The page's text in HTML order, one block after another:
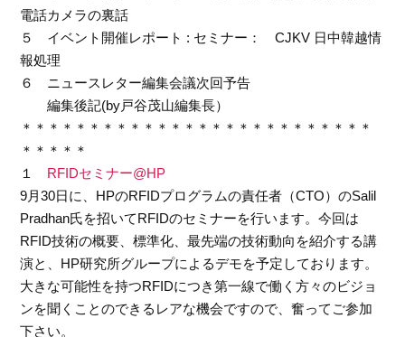
電話カメラの裏話
５ イベント開催レポート : セミナー： CJKV 日中韓越情
報処理
６ ニュースレター編集会議次回予告
編集後記(by戸谷茂山編集長）
＊＊＊＊＊＊＊＊＊＊＊＊＊＊＊＊＊＊＊＊＊＊＊＊＊＊
＊＊＊＊＊
１ RFIDセミナー@HP
9月30日に、HPのRFIDプログラムの責任者（CTO）のSalil
Pradhan氏を招いてRFIDのセミナーを行います。今回は
RFID技術の概要、標準化、最先端の技術動向を紹介する講
演と、HP研究所グループによるデモを予定しております。
大きな可能性を持つRFIDにつき第一線で働く方々のビジョ
ンを聞くことのできるレアな機会ですので、奮ってご参加
下さい。